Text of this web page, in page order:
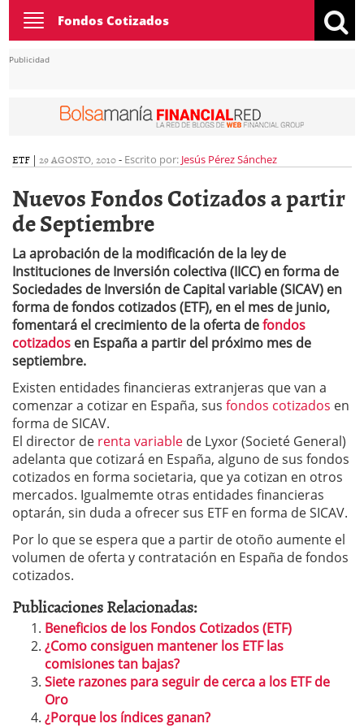
Toggle
navigation
Fondos Cotizados
Publicidad
ETF | 29 AGOSTO, 2010- Escrito por: Jesús Pérez Sánchez
Nuevos Fondos Cotizados a partir
de Septiembre
La aprobación de la modificación de la ley de
Instituciones de Inversión colectiva (IICC) en forma de
Sociedades de Inversión de Capital variable (SICAV) en
forma de fondos cotizados (ETF), en el mes de junio,
fomentará el crecimiento de la oferta defondos
cotizados en España a partir del próximo mes de
septiembre.
Existen entidades financieras extranjeras que van a
comenzar a cotizar en España, sus fondos cotizados en
forma de SICAV.
El director de renta variable de Lyxor (Societé General)
adelanta que cotizará en España, alguno de sus fondos
cotizados en forma societaria, que ya cotizan en otros
mercados. Igualmemte otras entidades financieras
optarán, sin duda a ofrecer sus ETF en forma de SICAV.
Por lo que se espera que a partir de otoño aumente el
volumen de oferta y contratación en España de fondos
cotizados.
Publicaciones Relacionadas:
Beneficios de los Fondos Cotizados (ETF)
¿Como consiguen mantener los ETF las
comisiones tan bajas?
Siete razones para seguir de cerca a los ETF de
Oro
¿Porque los índices ganan?